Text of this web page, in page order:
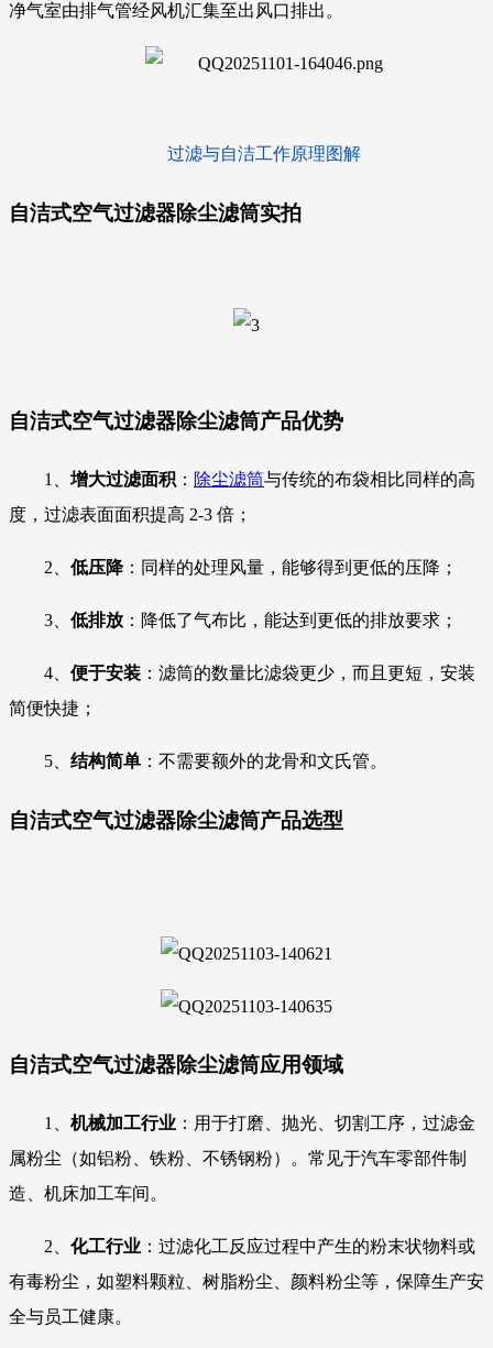
净气室由排气管经风机汇集至出风口排出。
过滤与自洁工作原理图解
自洁式空气过滤器除尘滤筒实拍
自洁式空气过滤器除尘滤筒产品优势
1、 增大过滤面积 ： 除尘滤筒与传统的布袋相比同样的高
度，过滤表面面积提高 2-3 倍；
2、 低压降 ：同样的处理风量，能够得到更低的压降；
3、 低排放 ：降低了气布比，能达到更低的排放要求；
4、 便于安装 ：滤筒的数量比滤袋更少，而且更短，安装
简便快捷；
5、 结构简单 ：不需要额外的龙骨和文氏管。
自洁式空气过滤器除尘滤筒产品选型
自洁式空气过滤器除尘滤筒应用领域
1、 机械加工行业 ：用于打磨、抛光、切割工序，过滤金
属粉尘（如铝粉、铁粉、不锈钢粉）。常见于汽车零部件制
造、机床加工车间。
2、 化工行业 ：过滤化工反应过程中产生的粉末状物料或
有毒粉尘，如塑料颗粒、树脂粉尘、颜料粉尘等，保障生产安
全与员工健康。